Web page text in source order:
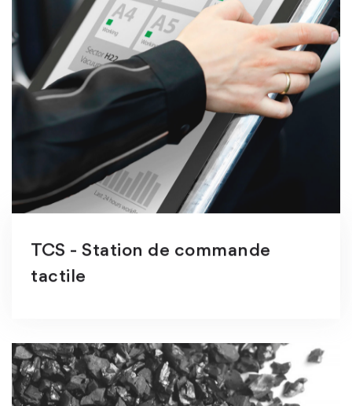
TCS - Station de commande
tactile